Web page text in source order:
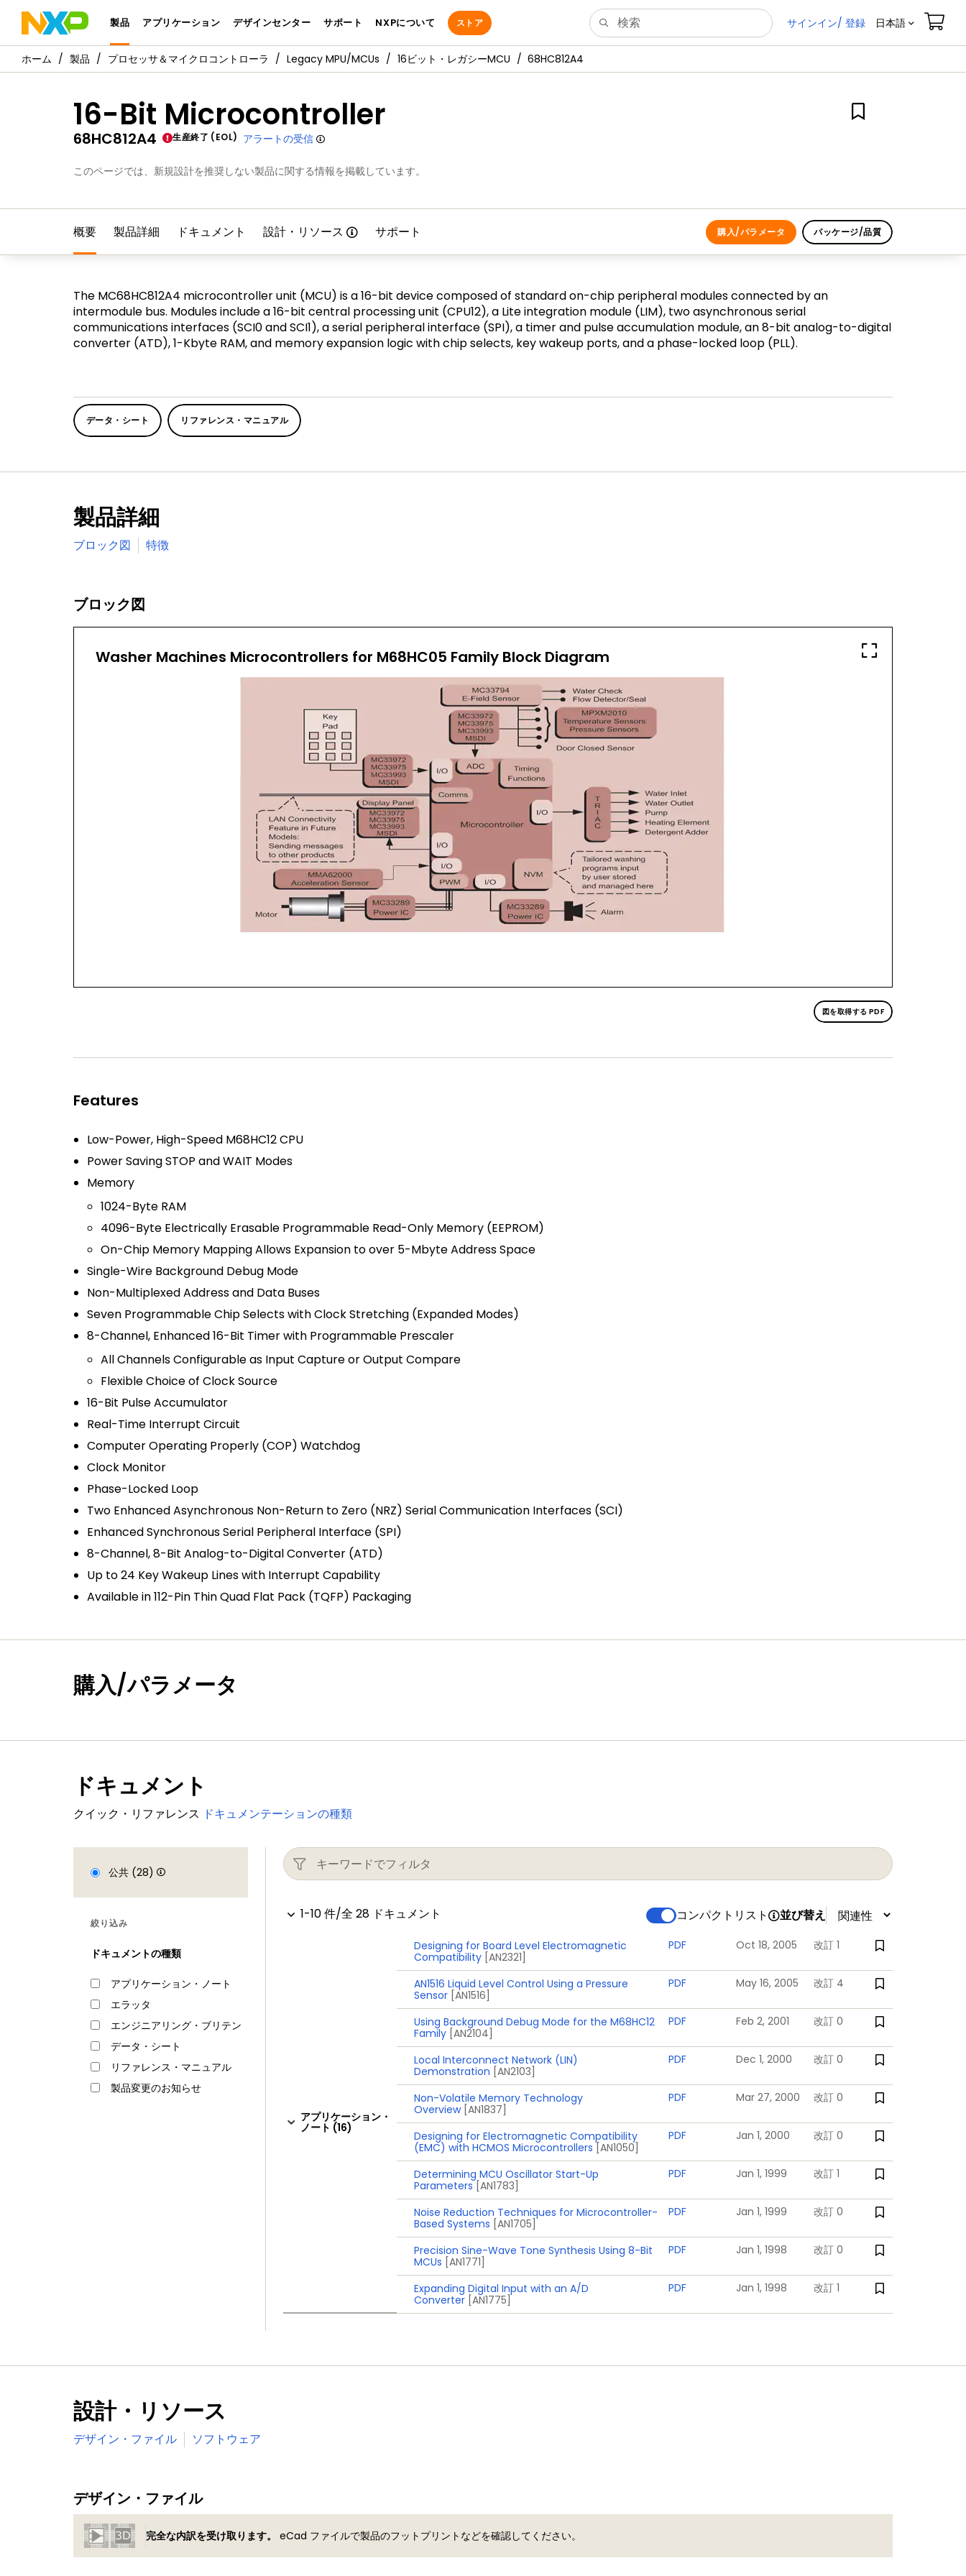
製品 アプリケーション デザインセンター サポート NXPについて ストア サインイン/ 登録 日本語
製品 プロセッサ＆マイクロコントローラ Legacy MPU/MCUs 16ビット・レガシーMCU 68HC812A4
16-Bit Microcontroller
68HC812A4 生産終了 (EOL) アラートの受信
このページでは、新規設計を推奨しない製品に関する情報を掲載しています。
概要 製品詳細 ドキュメント 設計・リソース サポート 購入/パラメータ パッケージ/品質
The MC68HC812A4 microcontroller unit (MCU) is a 16-bit device composed of standard on-chip peripheral modules connected by an
intermodule bus. Modules include a 16-bit central processing unit (CPU12), a Lite integration module (LIM), two asynchronous serial
communications interfaces (SCI0 and SCI1), a serial peripheral interface (SPI), a timer and pulse accumulation module, an 8-bit analog-to-digital
converter (ATD), 1-Kbyte RAM, and memory expansion logic with chip selects, key wakeup ports, and a phase-locked loop (PLL).
データ・シート リファレンス・マニュアル
製品詳細
ブロック図 特徴
ブロック図
Washer Machines Microcontrollers for M68HC05 Family Block Diagram
図を取得する PDF
Features
Low-Power, High-Speed M68HC12 CPU
Power Saving STOP and WAIT Modes
Memory
1024-Byte RAM
4096-Byte Electrically Erasable Programmable Read-Only Memory (EEPROM)
On-Chip Memory Mapping Allows Expansion to over 5-Mbyte Address Space
Single-Wire Background Debug Mode
Non-Multiplexed Address and Data Buses
Seven Programmable Chip Selects with Clock Stretching (Expanded Modes)
8-Channel, Enhanced 16-Bit Timer with Programmable Prescaler
All Channels Configurable as Input Capture or Output Compare
Flexible Choice of Clock Source
16-Bit Pulse Accumulator
Real-Time Interrupt Circuit
Computer Operating Properly (COP) Watchdog
Clock Monitor
Phase-Locked Loop
Two Enhanced Asynchronous Non-Return to Zero (NRZ) Serial Communication Interfaces (SCI)
Enhanced Synchronous Serial Peripheral Interface (SPI)
8-Channel, 8-Bit Analog-to-Digital Converter (ATD)
Up to 24 Key Wakeup Lines with Interrupt Capability
Available in 112-Pin Thin Quad Flat Pack (TQFP) Packaging
購入/パラメータ
ドキュメント
クイック・リファレンス ドキュメンテーションの種類
公共 (28)
絞り込み
ドキュメントの種類
アプリケーション・ノート
エラッタ
エンジニアリング・ブリテン
データ・シート
リファレンス・マニュアル
製品変更のお知らせ
1-10件/全 28 ドキュメント コンパクトリスト 並び替え
アプリケーション・
ノート (16)
Designing for Board Level Electromagnetic
Compatibility [AN2321]
PDF Oct 18, 2005 改訂 1
AN1516 Liquid Level Control Using a Pressure
Sensor [AN1516]
PDF May 16, 2005 改訂 4
Using Background Debug Mode for the M68HC12
Family [AN2104]
PDF Feb 2, 2001 改訂 0
Local Interconnect Network (LIN)
Demonstration [AN2103]
PDF Dec 1, 2000 改訂 0
Non-Volatile Memory Technology
Overview [AN1837]
PDF Mar 27, 2000 改訂 0
Designing for Electromagnetic Compatibility
(EMC) with HCMOS Microcontrollers [AN1050]
PDF Jan 1, 2000 改訂 0
Determining MCU Oscillator Start-Up
Parameters [AN1783]
PDF Jan 1, 1999 改訂 1
Noise Reduction Techniques for Microcontroller-
Based Systems [AN1705]
PDF Jan 1, 1999 改訂 0
Precision Sine-Wave Tone Synthesis Using 8-Bit
MCUs [AN1771]
PDF Jan 1, 1998 改訂 0
Expanding Digital Input with an A/D
Converter [AN1775]
PDF Jan 1, 1998 改訂 1
設計・リソース
デザイン・ファイル ソフトウェア
デザイン・ファイル
完全な内訳を受け取ります。 eCad ファイルで製品のフットプリントなどを確認してください。